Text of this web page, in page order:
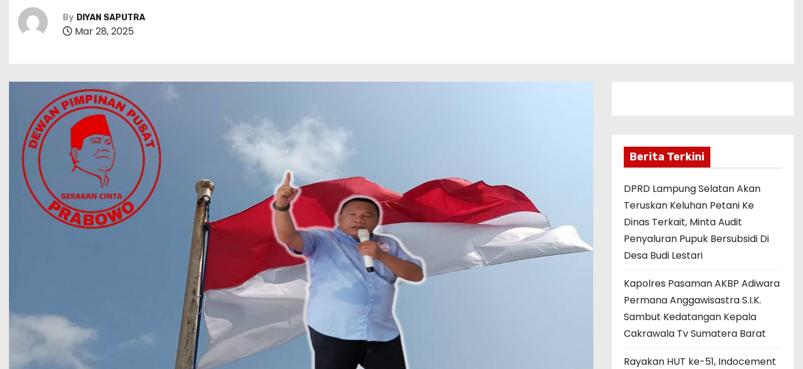
By DIYAN SAPUTRA
Mar 28, 2025
Berita Terkini
DPRD Lampung Selatan Akan
Teruskan Keluhan Petani Ke
Dinas Terkait, Minta Audit
Penyaluran Pupuk Bersubsidi Di
Desa Budi Lestari
Kapolres Pasaman AKBP Adiwara
Permana Anggawisastra S.I.K.
Sambut Kedatangan Kepala
Cakrawala Tv Sumatera Barat
Rayakan HUT ke-51, Indocement